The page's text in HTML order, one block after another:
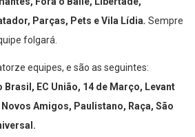
Fora o Baile, Libertade,
Parças, Pets e Vila Lídia. Sempre
folgará.
equipes, e são as seguintes:
Brasil, EC União, 14 de Março, Levant
Amigos, Paulistano, Raça, São